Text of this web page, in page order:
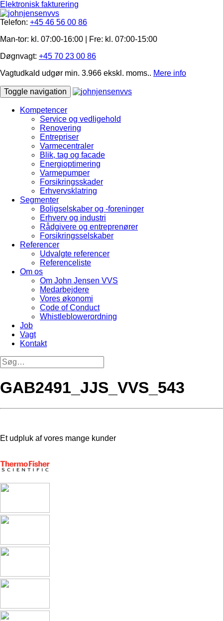
Elektronisk fakturering
Telefon: +45 46 56 00 86
Man-tor: kl. 07:00-16:00 | Fre: ​kl. 07:00-15​:00
Døgnvagt: +45 70 23 00 86
Vagtudkald udgør min. 3.966 ekskl. moms.. Mere info
Toggle navigation
Kompetencer
Service og vedligehold
Renovering
Entrepriser
Varmecentraler
Blik, tag og facade
Energioptimering
Varmepumper
Forsikringsskader
Erhvervsklatring
Segmenter
Boligselskaber og -foreninger
Erhverv og industri
Rådgivere og entreprenører
Forsikringsselskaber
Referencer
Udvalgte referencer
Referenceliste
Om os
Om John Jensen VVS
Medarbejdere
Vores økonomi
Code of Conduct
Whistleblowerordning
Job
Vagt
Kontakt
GAB2491_JJS_VVS_543
Et udpluk af vores mange kunder